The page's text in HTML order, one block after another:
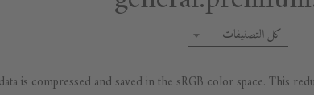
كل التصنيفات
is compressed and saved in the sRGB color space. This